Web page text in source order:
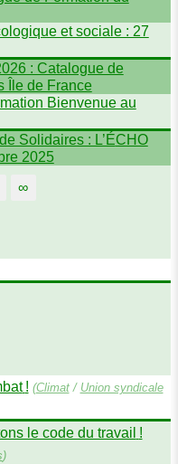
et sociale : 27
: Catalogue de
Île de France
Bienvenue au
Solidaires : L’ÉCHO
2025
∞
! (Climat/ Union syndicale
le code du travail !
)